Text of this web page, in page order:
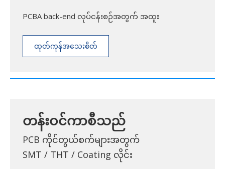
PCBA back-end လုပ်ငန်းစဉ်အတွက် အထူး
ထုတ်ကုန်အသေးစိတ်
တန်းဝင်ကာစီသည်
PCB ကိုင်တွယ်စက်များအတွက်
SMT / THT / Coating လိုင်း